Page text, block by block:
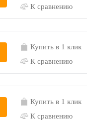
К сравнению
Купить в 1 клик
К сравнению
Купить в 1 клик
К сравнению